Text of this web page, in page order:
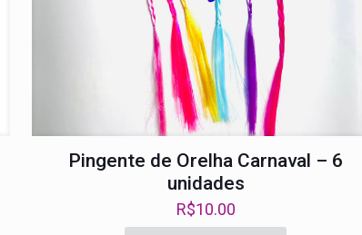
Pingente de Orelha Carnaval – 6
unidades
R$10.00